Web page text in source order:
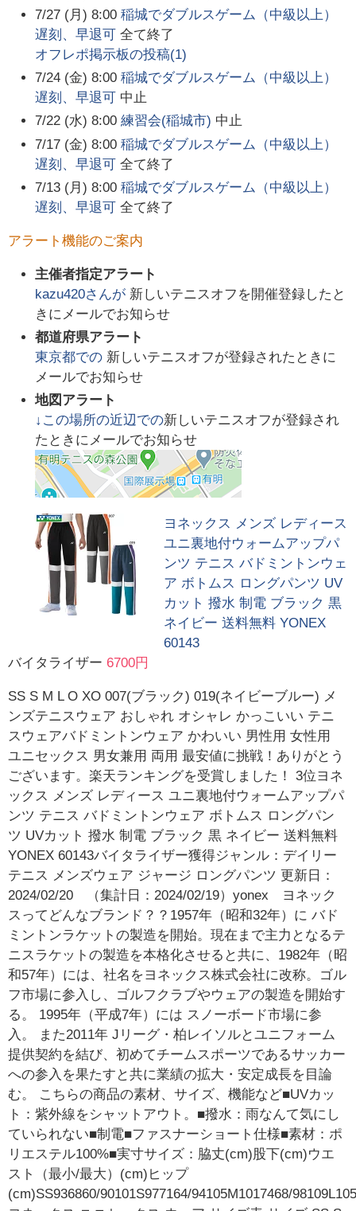
7/27 (月) 8:00 稲城でダブルスゲーム（中級以上）
遅刻、早退可 全て終了
オフレポ掲示板の投稿(1)
7/24 (金) 8:00 稲城でダブルスゲーム（中級以上）
遅刻、早退可 中止
7/22 (水) 8:00 練習会(稲城市) 中止
7/17 (金) 8:00 稲城でダブルスゲーム（中級以上）
遅刻、早退可 全て終了
7/13 (月) 8:00 稲城でダブルスゲーム（中級以上）
遅刻、早退可 全て終了
アラート機能のご案内
主催者指定アラート
kazu420さんが 新しいテニスオフを開催登録したと
きにメールでお知らせ
都道府県アラート
東京都での 新しいテニスオフが登録されたときに
メールでお知らせ
地図アラート
↓この場所の近辺での新しいテニスオフが登録され
たときにメールでお知らせ
ヨネックス メンズ レディース
ユニ裏地付ウォームアップパ
ンツ テニス バドミントンウェ
ア ボトムス ロングパンツ UV
カット 撥水 制電 ブラック 黒
ネイビー 送料無料 YONEX
60143
バイタライザー 6700円
SS S M L O XO 007(ブラック) 019(ネイビーブルー) メ
ンズテニスウェア おしゃれ オシャレ かっこいい テニ
スウェアバドミントンウェア かわいい 男性用 女性用
ユニセックス 男女兼用 両用 最安値に挑戦！ありがとう
ございます。楽天ランキングを受賞しました！ 3位ヨネ
ックス メンズ レディース ユニ裏地付ウォームアップパ
ンツ テニス バドミントンウェア ボトムス ロングパン
ツ UVカット 撥水 制電 ブラック 黒 ネイビー 送料無料
YONEX 60143バイタライザー獲得ジャンル：デイリー
テニス メンズウェア ジャージ ロングパンツ 更新日：
2024/02/20 （集計日：2024/02/19）yonex ヨネック
スってどんなブランド？？1957年（昭和32年）に バド
ミントンラケットの製造を開始。現在まで主力となるテ
ニスラケットの製造を本格化させると共に、1982年（昭
和57年）には、社名をヨネックス株式会社に改称。ゴル
フ市場に参入し、ゴルフクラブやウェアの製造を開始す
る。 1995年（平成7年）には スノーボード市場に参
入。 また2011年 Jリーグ・柏レイソルとユニフォーム
提供契約を結び、初めてチームスポーツであるサッカー
への参入を果たすと共に業績の拡大・安定成長を目論
む。 こちらの商品の素材、サイズ、機能など■UVカッ
ト：紫外線をシャットアウト。■撥水：雨なんて気にし
ていられない■制電■ファスナーショート仕様■素材：ポ
リエステル100%■実寸サイズ：脇丈(cm)股下(cm)ウエ
スト（最小/最大）(cm)ヒップ
(cm)SS936860/90101S977164/94105M1017468/